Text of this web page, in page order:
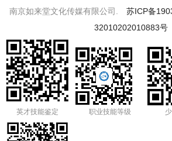
南京如来堂文化传媒有限公司. 苏ICP备
32010202010883号
英才技能鉴定 职业技能等级